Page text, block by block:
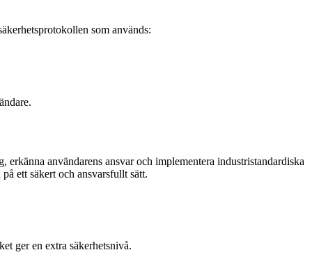
som används:
användarens ansvar och implementera industristandardiska
ett säkert och ansvarsfullt sätt.
ger en extra säkerhetsnivå.